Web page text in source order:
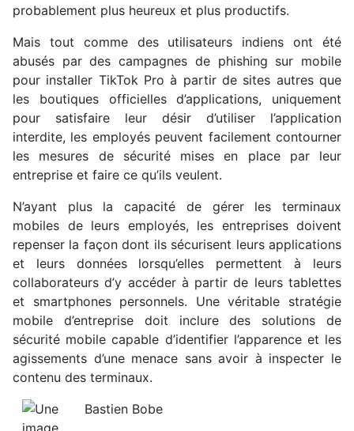
probablement plus heureux et plus productifs.
Mais tout comme des utilisateurs indiens ont été
abusés par des campagnes de phishing sur mobile
pour installer TikTok Pro à partir de sites autres que
les boutiques officielles d’applications, uniquement
pour satisfaire leur désir d’utiliser l’application
interdite, les employés peuvent facilement contourner
les mesures de sécurité mises en place par leur
entreprise et faire ce qu’ils veulent.
N’ayant plus la capacité de gérer les terminaux
mobiles de leurs employés, les entreprises doivent
repenser la façon dont ils sécurisent leurs applications
et leurs données lorsqu’elles permettent à leurs
collaborateurs d’y accéder à partir de leurs tablettes
et smartphones personnels. Une véritable stratégie
mobile d’entreprise doit inclure des solutions de
sécurité mobile capable d’identifier l’apparence et les
agissements d’une menace sans avoir à inspecter le
contenu des terminaux.
Bastien Bobe